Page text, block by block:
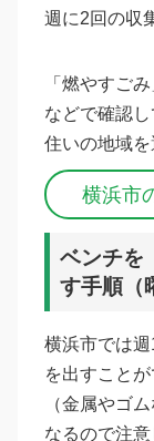
週に2回の収
「燃やすご
などで確認
住いの地域を
横浜市
ベンチを
す手順（
横浜市では
を出すこと
（金属やゴ
なるので注意